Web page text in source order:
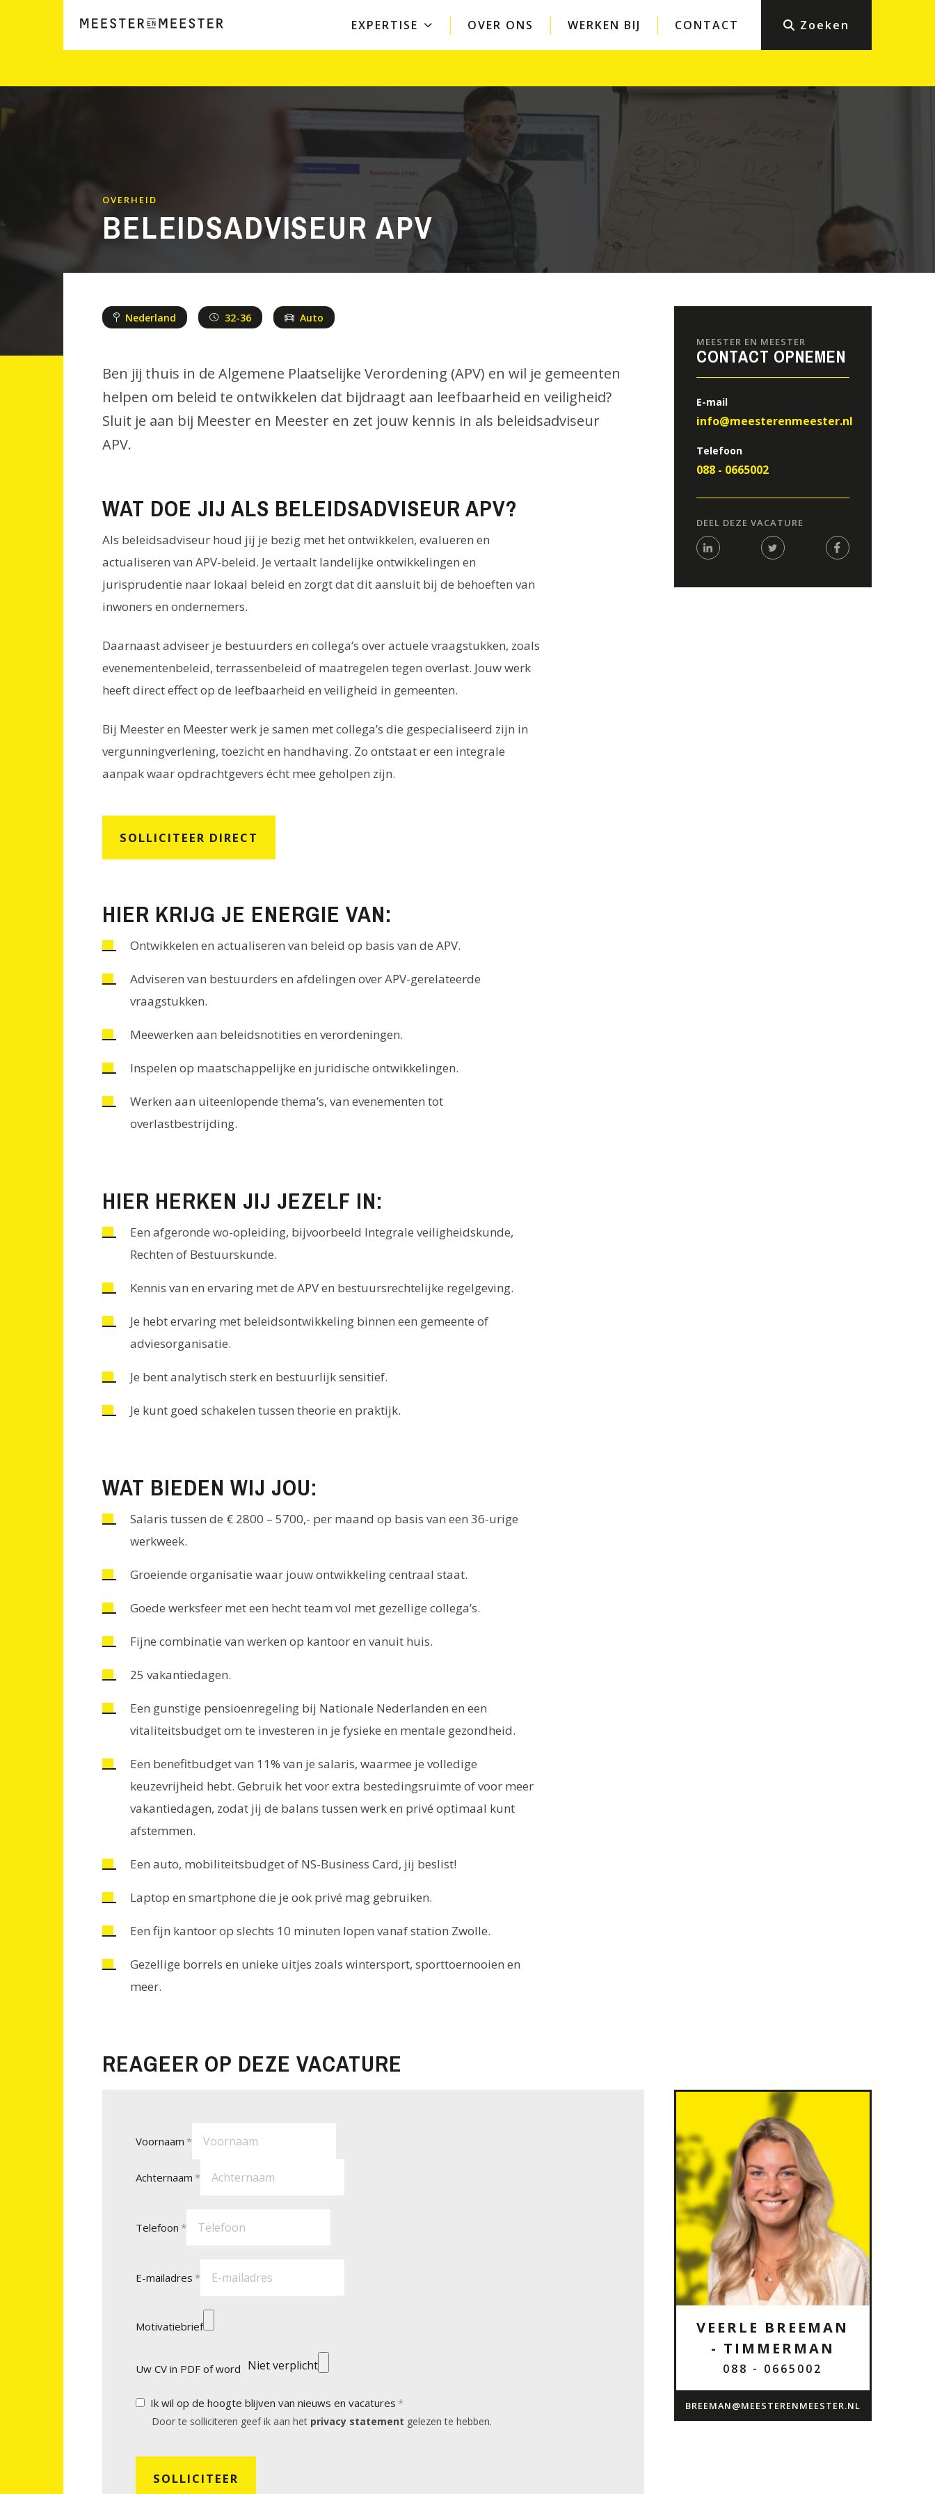
EXPERTISE
Bedrijven
Arbeid en ondernemingen
Privacy
Arbozorg en veiligheid
Overheid
Openbare orde en veiligheid
Crisisbeheersing
Vergunningen, toezicht en
handhaving
Ruimtelijke ordening
AI voor overheden
Particulieren
Bouwen en verbouwen
Mediation en bemiddeling
OVER ONS WERKEN BIJ CONTACT Zoeken
OVERHEID
BELEIDSADVISEUR APV
Nederland 32-36 Auto
Ben jij thuis in de Algemene Plaatselijke Verordening (APV) en wil je gemeenten
helpen om beleid te ontwikkelen dat bijdraagt aan leefbaarheid en veiligheid?
Sluit je aan bij Meester en Meester en zet jouw kennis in als beleidsadviseur
APV.
WAT DOE JIJ ALS BELEIDSADVISEUR APV?
Als beleidsadviseur houd jij je bezig met het ontwikkelen, evalueren en
actualiseren van APV-beleid. Je vertaalt landelijke ontwikkelingen en
jurisprudentie naar lokaal beleid en zorgt dat dit aansluit bij de behoeften van
inwoners en ondernemers.
Daarnaast adviseer je bestuurders en collega’s over actuele vraagstukken, zoals
evenementenbeleid, terrassenbeleid of maatregelen tegen overlast. Jouw werk
heeft direct effect op de leefbaarheid en veiligheid in gemeenten.
Bij Meester en Meester werk je samen met collega’s die gespecialiseerd zijn in
vergunningverlening, toezicht en handhaving. Zo ontstaat er een integrale
aanpak waar opdrachtgevers écht mee geholpen zijn.
SOLLICITEER DIRECT
HIER KRIJG JE ENERGIE VAN:
Ontwikkelen en actualiseren van beleid op basis van de APV.
Adviseren van bestuurders en afdelingen over APV-gerelateerde
vraagstukken.
Meewerken aan beleidsnotities en verordeningen.
Inspelen op maatschappelijke en juridische ontwikkelingen.
Werken aan uiteenlopende thema’s, van evenementen tot
overlastbestrijding.
HIER HERKEN JIJ JEZELF IN:
Een afgeronde wo-opleiding, bijvoorbeeld Integrale veiligheidskunde,
Rechten of Bestuurskunde.
Kennis van en ervaring met de APV en bestuursrechtelijke regelgeving.
Je hebt ervaring met beleidsontwikkeling binnen een gemeente of
adviesorganisatie.
Je bent analytisch sterk en bestuurlijk sensitief.
Je kunt goed schakelen tussen theorie en praktijk.
WAT BIEDEN WIJ JOU:
Salaris tussen de € 2800 – 5700,- per maand op basis van een 36-urige
werkweek.
Groeiende organisatie waar jouw ontwikkeling centraal staat.
Goede werksfeer met een hecht team vol met gezellige collega’s.
Fijne combinatie van werken op kantoor en vanuit huis.
25 vakantiedagen.
Een gunstige pensioenregeling bij Nationale Nederlanden en een
vitaliteitsbudget om te investeren in je fysieke en mentale gezondheid.
Een benefitbudget van 11% van je salaris, waarmee je volledige
keuzevrijheid hebt. Gebruik het voor extra bestedingsruimte of voor meer
vakantiedagen, zodat jij de balans tussen werk en privé optimaal kunt
afstemmen.
Een auto, mobiliteitsbudget of NS-Business Card, jij beslist!
Laptop en smartphone die je ook privé mag gebruiken.
Een fijn kantoor op slechts 10 minuten lopen vanaf station Zwolle.
Gezellige borrels en unieke uitjes zoals wintersport, sporttoernooien en
meer.
MEESTER EN MEESTER
CONTACT OPNEMEN
E-mail
info@meesterenmeester.nl
Telefoon
088 - 0665002
DEEL DEZE VACATURE
REAGEER OP DEZE VACATURE
Voornaam
Achternaam
Telefoon
E-mailadres
Motivatiebrief
Uw CV in PDF of word Niet verplicht
Ik wil op de hoogte blijven van nieuws en vacatures
Door te solliciteren geef ik aan het privacy statement gelezen te hebben.
SOLLICITEER
VEERLE BREEMAN
- TIMMERMAN
088 - 0665002
BREEMAN@MEESTERENMEESTER.NL